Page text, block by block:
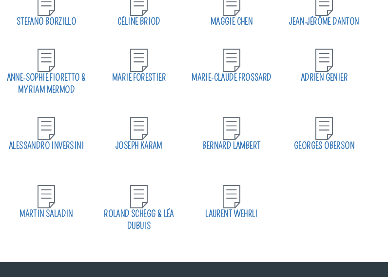
STEFANO BORZILLO CÉLINE BRIOD MAGGIE CHEN JEAN-JÉRÔME DANTON
ANNE-SOPHIE FIORETTO &
MYRIAM MERMOD
MARIE FORESTIER MARIE-CLAUDE FROSSARD ADRIEN GENIER
ALESSANDRO INVERSINI JOSEPH KARAM BERNARD LAMBERT GEORGES OBERSON
MARTIN SALADIN
ROLAND SCHEGG & LÉA
DUBUIS
LAURENT WEHRLI